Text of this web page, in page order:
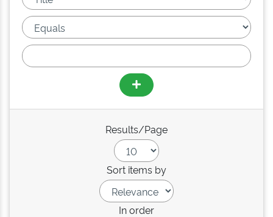
Results/Page
Sort items by
In order